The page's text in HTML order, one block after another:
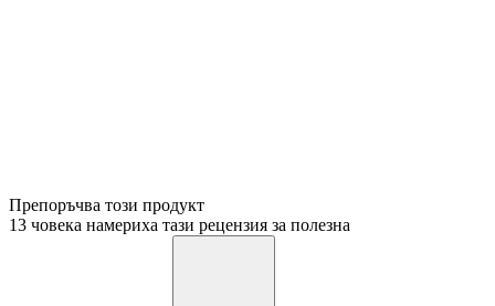
Препоръчва този продукт
13 човека намериха тази рецензия за полезна